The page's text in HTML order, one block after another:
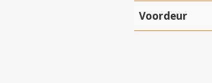
Voordeur